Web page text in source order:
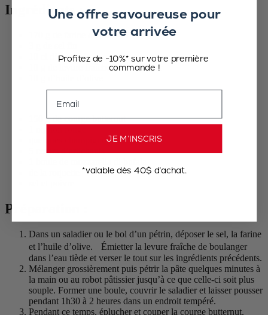
Ingrédients :
170 g de farine de blé t-45
10 cl d’eau tiède
10 g de levure fraîche de boulanger
150 g de courge butternut
quelques champignons de Paris
5 cœurs d’artichauts
Préparation :
Dans un saladier ou le bol d’un pétrin, déposer le sel, la farine
et l’huile d’olive. Émietter la levure fraîche de boulanger
dans l’eau tiède et verser le tout sur les ingrédients précédents.
Mélanger grossièrement puis pétrir la pâte quelques minutes à
la main ou au robot pâtissier jusqu’à ce que celle-ci soit plus
souple. Former une boule, couvrir le saladier et laisser pousser
pendant 1h30 à 2 heures dans un endroit tempéré.
Pendant ce temps, éplucher et couper la courge butternut.
Une offre savoureuse pour
votre arrivée
Profitez de -10%* sur votre première
commande !
JE M’INSCRIS
*valable dès 40$ d’achat.